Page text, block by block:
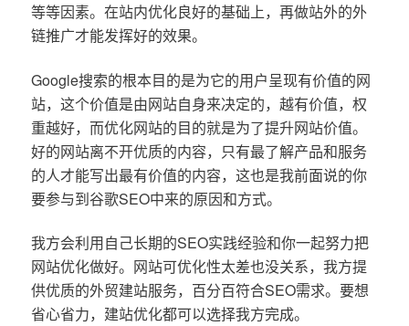
等等因素。在站内优化良好的基础上，再做站外的外
链推广才能发挥好的效果。
Google搜索的根本目的是为它的用户呈现有价值的网
站，这个价值是由网站自身来决定的，越有价值，权
重越好，而优化网站的目的就是为了提升网站价值。
好的网站离不开优质的内容，只有最了解产品和服务
的人才能写出最有价值的内容，这也是我前面说的你
要参与到谷歌SEO中来的原因和方式。
我方会利用自己长期的SEO实践经验和你一起努力把
网站优化做好。网站可优化性太差也没关系，我方提
供优质的外贸建站服务，百分百符合SEO需求。要想
省心省力，建站优化都可以选择我方完成。